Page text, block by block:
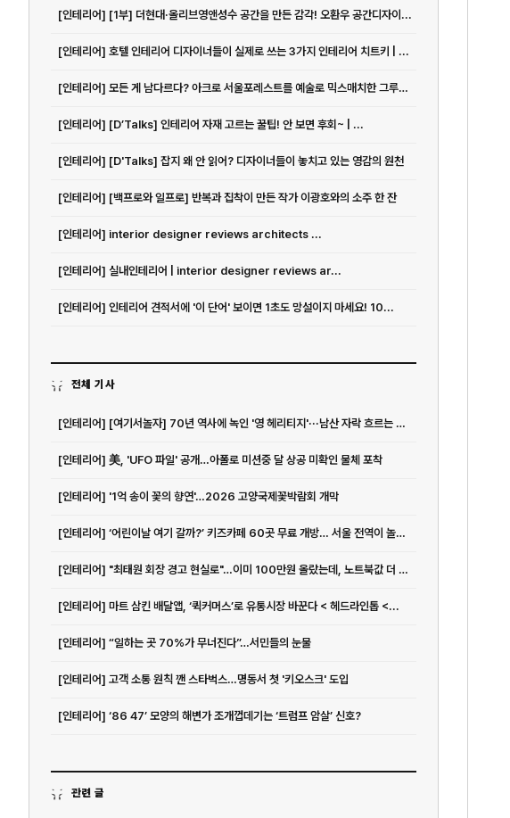
[인테리어] [1부] 더현대·올리브영앤성수 공간을 만든 감각! 오환우 공간디자이...
[인테리어] 호텔 인테리어 디자이너들이 실제로 쓰는 3가지 인테리어 치트키 | ...
[인테리어] 모든 게 남다르다? 아크로 서울포레스트를 예술로 믹스매치한 그루스튜...
[인테리어] [D’Talks] 인테리어 자재 고르는 꿀팁! 안 보면 후회~ | ...
[인테리어] [D'Talks] 잡지 왜 안 읽어? 디자이너들이 놓치고 있는 영감의 원천
[인테리어] [백프로와 일프로] 반복과 집착이 만든 작가 이광호와의 소주 한 잔
[인테리어] interior designer reviews architects ...
[인테리어] 실내인테리어 | interior designer reviews ar...
[인테리어] 인테리어 견적서에 '이 단어' 보이면 1초도 망설이지 마세요! 10...
전체 기사
[인테리어] [여기서놀자] 70년 역사에 녹인 '영 헤리티지'···남산 자락 흐르는 앰...
[인테리어] 美, 'UFO 파일' 공개…아폴로 미션중 달 상공 미확인 물체 포착
[인테리어] '1억 송이 꽃의 향연'…2026 고양국제꽃박람회 개막
[인테리어] ‘어린이날 여기 갈까?’ 키즈카페 60곳 무료 개방… 서울 전역이 놀이...
[인테리어] "최태원 회장 경고 현실로"…이미 100만원 올랐는데, 노트북값 더 오른다고?
[인테리어] 마트 삼킨 배달앱, ‘퀵커머스’로 유통시장 바꾼다 < 헤드라인톱 <...
[인테리어] “일하는 곳 70%가 무너진다”…서민들의 눈물
[인테리어] 고객 소통 원칙 깬 스타벅스…명동서 첫 '키오스크' 도입
[인테리어] ‘86 47’ 모양의 해변가 조개껍데기는 ‘트럼프 암살’ 신호?
관련 글